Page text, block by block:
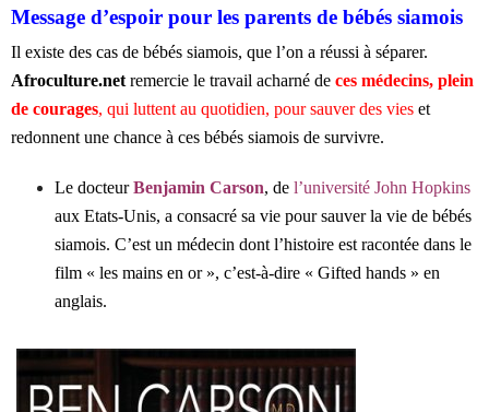
Message d’espoir pour les parents de bébés siamois
Il existe des cas de bébés siamois, que l’on a réussi à séparer.
Afroculture.net remercie le travail acharné de ces médecins, plein
de courages, qui luttent au quotidien, pour sauver des vies et
redonnent une chance à ces bébés siamois de survivre.
Le docteurBenjamin Carson, de l’université John Hopkins
aux Etats-Unis, a consacré sa vie pour sauver la vie de bébés
siamois. C’est un médecin dont l’histoire est racontée dans le
film « les mains en or », c’est-à-dire « Gifted hands » en
anglais.